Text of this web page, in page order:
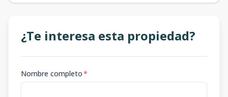
¿Te interesa esta propiedad?
Nombre completo*